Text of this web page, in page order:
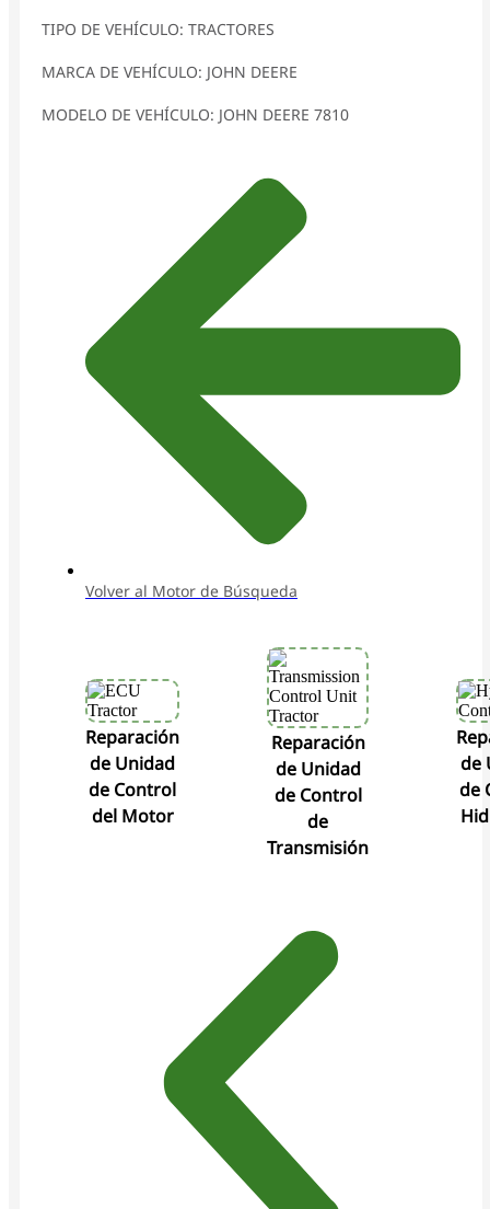
TIPO DE VEHÍCULO: TRACTORES
MARCA DE VEHÍCULO: JOHN DEERE
MODELO DE VEHÍCULO: JOHN DEERE 7810
Volver al Motor de Búsqueda
Reparación
de Unidad
de Control
del Motor
Reparación
de Unidad
de Control
de
Transmisión
de
de